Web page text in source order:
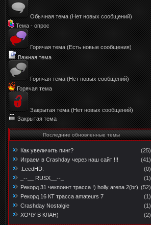
Обычная тема (Нет новых сообщений)
Тема - опрос
Горячая тема (Есть новые сообщения)
Важная тема
Горячая тема (Нет новых сообщений)
Горячая тема
Закрытая тема (Нет новых сообщений)
Закрытая тема
Последние обновленные темы
Как увеличить пинг?
(25)
Играем в Crashday через наш сайт !!!
(41)
.LeedHD.
(0)
_--__ RUSX__--_
(1)
Рекорд 31 чекпоинт трасса !) holly arena 2(br) (52)
Рекорд 16 КТ трасса amateurs 7
(1)
Crashday Nostalgie
(1)
ХОЧУ В КЛАН)
(2)